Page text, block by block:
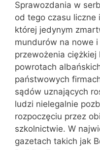
Sprawozdania w
od tego czasu liczne
której jedynym
mundurów na nowe
przewożenia ciężkiej
powrotach
państwowych
sądów uznających
ludzi nielegalnie
rozpoczęciu przez
szkolnictwie. W
gazetach takich jak